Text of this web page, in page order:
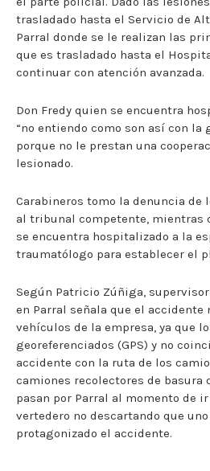
trasladado hasta el Servicio de
Parral donde se le realizan las
que es trasladado hasta el
continuar con atención avanzada.
Don Fredy quien se encuentra
“no entiendo como son así con
porque no le prestan una
lesionado.
Carabineros tomo la denuncia de
al tribunal competente, mientras
se encuentra hospitalizado a la
traumatólogo para establecer el
Según Patricio Zúñiga,
en Parral señala que el accidente
vehículos de la empresa, ya que
georeferenciados (GPS) y no
accidente con la ruta de los
camiones recolectores de basura
pasan por Parral al momento de
vertedero no descartando que
protagonizado el accidente.